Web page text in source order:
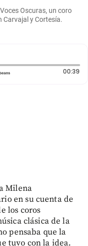
Oscuras, un coro
y Cortesía.
00:39
Milena
en su cuenta de
los coros
clásica de la
pensaba que la
tuvo con la idea.